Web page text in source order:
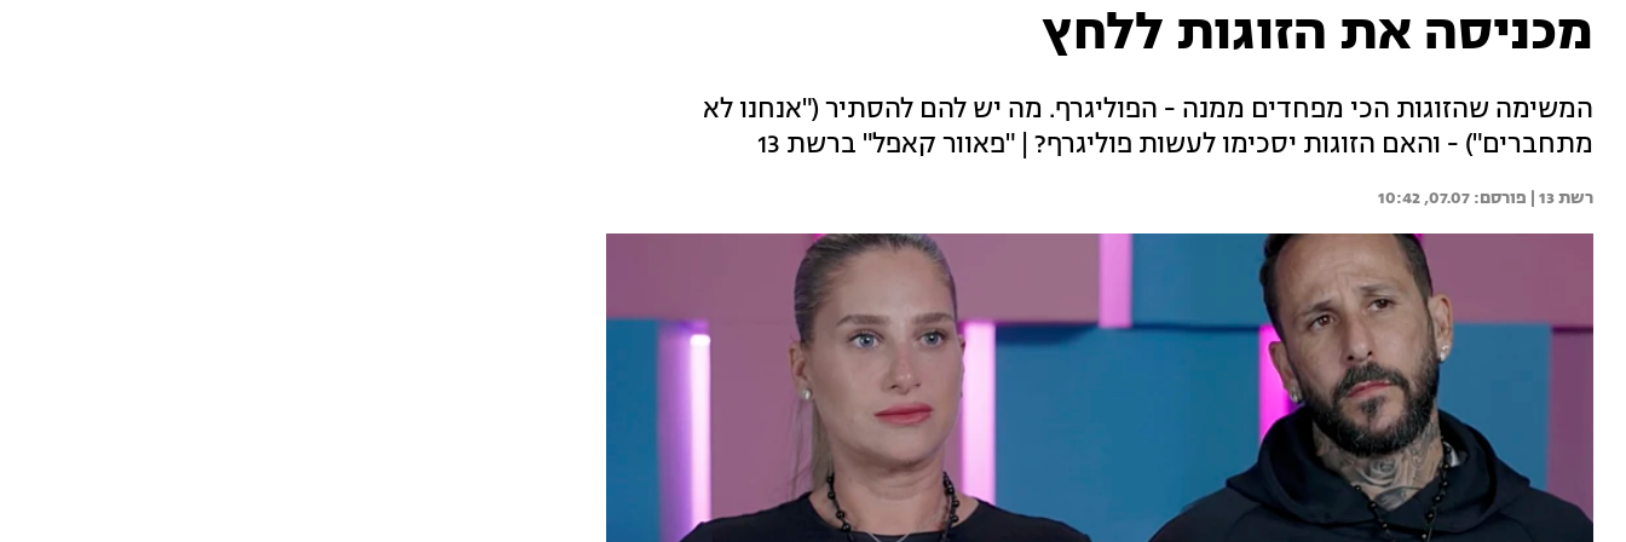
מכניסה את הזוגות ללחץ
המשימה שהזוגות הכי מפחדים ממנה - הפוליגרף. מה יש להם להסתיר ("אנחנו לא
מתחברים") - והאם הזוגות יסכימו לעשות פוליגרף? | "פאוור קאפל" ברשת 13
רשת 13 | 07.07, 10:42